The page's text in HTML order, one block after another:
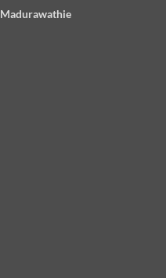
Madurawathie